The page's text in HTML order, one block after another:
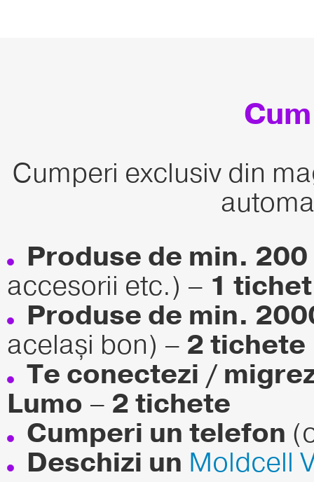
Cumperi exclusiv din
Produse de min.
accesorii etc.) – 1 tichet
Produse de min.
același bon) – 2 tichete
Te conectezi /
Lumo – 2 tichete
Cumperi un telefon
Deschizi un Moldcell